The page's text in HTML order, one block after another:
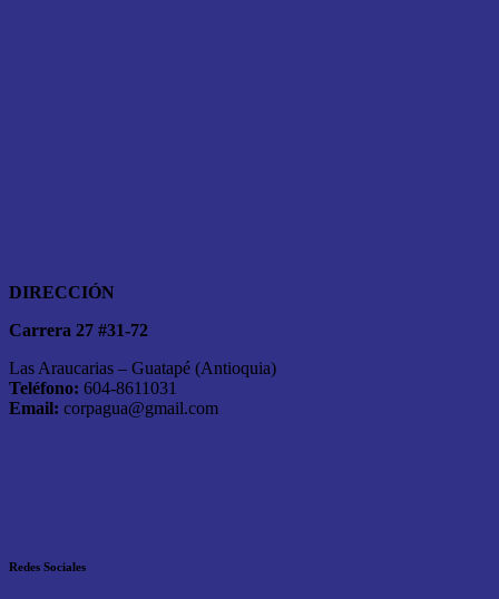
DIRECCIÓN
Carrera 27 #31-72
Las Araucarias – Guatapé (Antioquia)
Teléfono: 604-8611031
Email: corpagua@gmail.com
Redes Sociales